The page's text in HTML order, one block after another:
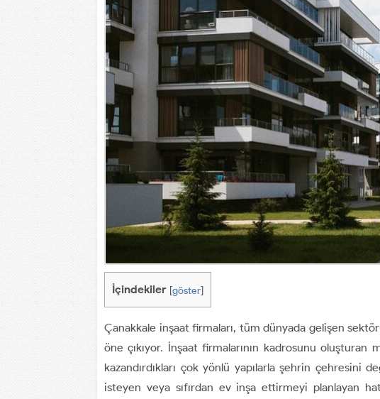
İçindekiler [göster]
Çanakkale inşaat firmaları, tüm dünyada gelişen
öne çıkıyor. İnşaat firmalarının kadrosunu
kazandırdıkları çok yönlü yapılarla şehrin çehresini
isteyen veya sıfırdan ev inşa ettirmeyi planlayan